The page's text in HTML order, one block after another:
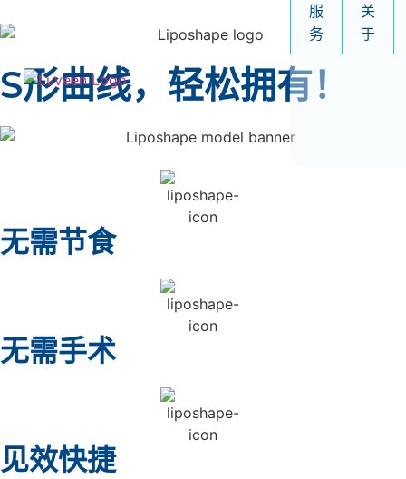
服
务
关
于
S形曲线，轻松拥有！
无需节食
无需手术
见效快捷